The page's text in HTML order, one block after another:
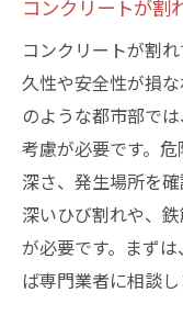
補修工事を依
コンクリ
信頼でき
任せる方
コンクリ
約事項
割れてる
コンクリートが割
コンクリートが割
久性や安全性が損
のような都市部で
考慮が必要です。
深さ、発生場所を
深いひび割れや、
が必要です。まず
ば専門業者に相談し